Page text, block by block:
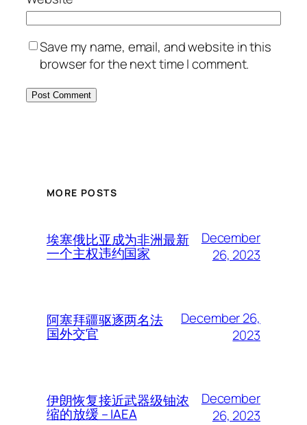
Save my name, email, and website in this
browser for the next time I comment.
MORE POSTS
埃塞俄比亚成为非洲最新
一个主权违约国家
December
26, 2023
阿塞拜疆驱逐两名法
国外交官
December 26,
2023
伊朗恢复接近武器级铀浓
缩的放缓 – IAEA
December
26, 2023